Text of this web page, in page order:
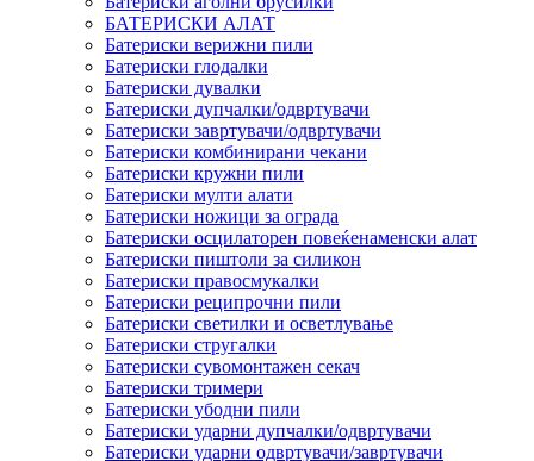
БАТЕРИСКИ АЛАТ
Батериски верижни пили
Батериски глодалки
Батериски дувалки
Батериски дупчалки/одвртувачи
Батериски завртувачи/одвртувачи
Батериски комбинирани чекани
Батериски кружни пили
Батериски мулти алати
Батериски ножици за ограда
Батериски осцилаторен повеќенаменски алат
Батериски пиштоли за силикон
Батериски правосмукалки
Батериски реципрочни пили
Батериски светилки и осветлување
Батериски стругалки
Батериски сувомонтажен секач
Батериски тримери
Батериски убодни пили
Батериски ударни дупчалки/одвртувачи
Батериски ударни одвртувачи/завртувачи